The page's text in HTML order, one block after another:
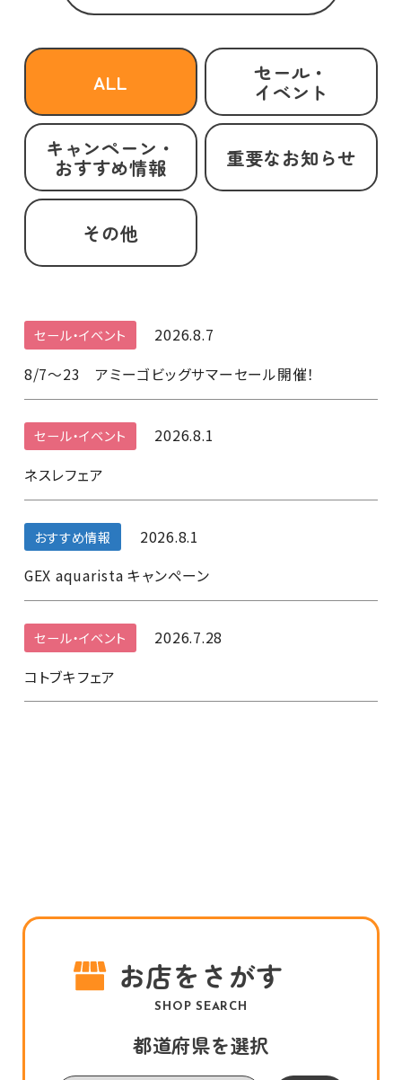
ALL セール・
イベント
キャンペーン・
おすすめ情報 重要なお知らせ
その他
セール・イベント
2026.8.7
8/7～23 アミーゴビッグサマーセール開催！
セール・イベント
2026.8.1
ネスレフェア
おすすめ情報
2026.8.1
GEX aquarista キャンペーン
セール・イベント
2026.7.28
コトブキフェア
お店をさがす
SHOP SEARCH
都道府県を選択